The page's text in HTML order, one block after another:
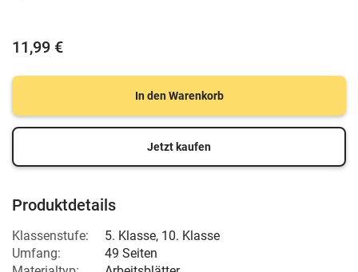
11,99 €
In den Warenkorb
Jetzt kaufen
Produktdetails
Klassenstufe: 5. Klasse, 10. Klasse
Umfang:
49 Seiten